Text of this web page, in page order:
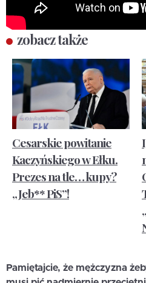
zobacz także
Cesarskie powitanie
Kaczyńskiego w Ełku.
Prezes na tle… kupy?
„Jeb** PiS”!
Pamiętajcie, że mężczyzna